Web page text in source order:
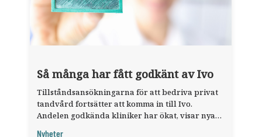
Så många har fått godkänt av Ivo
Tillståndsansökningarna för att bedriva privat
tandvård fortsätter att komma in till Ivo.
Andelen godkända kliniker har ökat, visar nya
Nyheter